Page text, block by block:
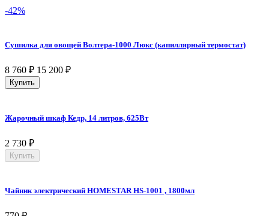
-42%
Сушилка для овощей Волтера-1000 Люкс (капиллярный термостат)
8 760 ₽ 15 200 ₽
Купить
Жарочный шкаф Кедр, 14 литров, 625Вт
2 730 ₽
Купить
Чайник электрический HOMESTAR HS-1001 , 1800мл